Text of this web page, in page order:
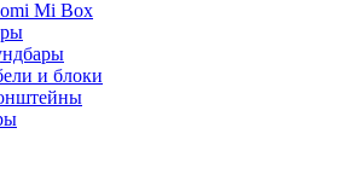
Mi Box
и блоки